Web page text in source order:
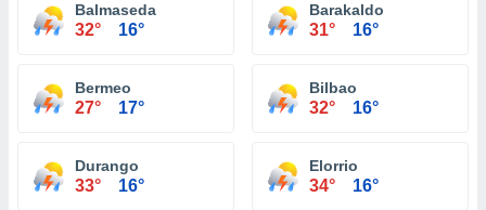
Balmaseda
32° 16°
Barakaldo
31° 16°
Bermeo
27° 17°
Bilbao
32° 16°
Durango
33° 16°
Elorrio
34° 16°